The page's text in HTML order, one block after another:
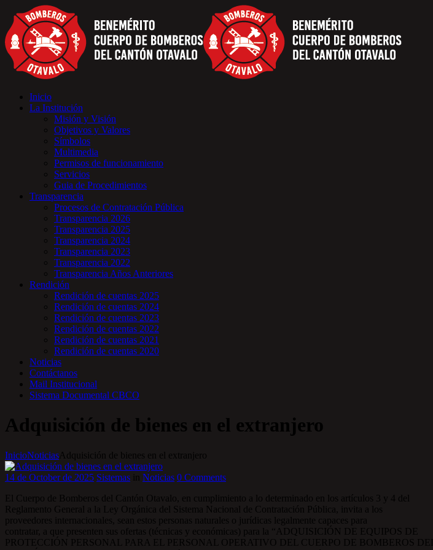
Inicio
La Institución
Misión y Visión
Objetivos y Valores
Símbolos
Multimedia
Permisos de funcionamiento
Servicios
Guia de Procedimientos
Transparencia
Procesos de Contratación Pública
Transparencia 2026
Transparencia 2025
Transparencia 2024
Transparencia 2023
Transparencia 2022
Transparencia Años Anteriores
Rendición
Rendición de cuentas 2025
Rendición de cuentas 2024
Rendición de cuentas 2023
Rendición de cuentas 2022
Rendición de cuentas 2021
Rendición de cuentas 2020
Noticias
Contáctanos
Mail Institucional
Sistema Documental CBCO
Adquisición de bienes en el extranjero
InicioNoticias Adquisición de bienes en el extranjero
14 de October de 2025 Sistemas Noticias 0 Comments
El Cuerpo de Bomberos del Cantón Otavalo, en cumplimiento a lo determinado en los artículos 3 y 4 del
Reglamento General a la Ley Orgánica del Sistema Nacional de Contratación Pública, invita a los
proveedores internacionales, sean estos personas naturales o jurídicas legalmente capaces para
contratar, a que presenten sus ofertas (técnicas y económicas) para la “ADQUISICIÓN DE EQUIPOS DE
PROTECCIÓN PERSONAL PARA EL PERSONAL OPERATIVO DEL CUERPO DE BOMBEROS DEL